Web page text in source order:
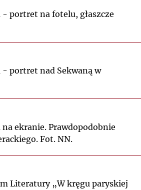
- portret na fotelu, głaszcze
- portret nad Sekwaną w
na ekranie. Prawdopodobnie
Fot. NN.
Literatury „W kręgu paryskiej